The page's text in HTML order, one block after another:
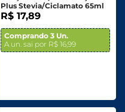
Plus Stevia/Ciclamato 65ml
R$ 17,89
Comprando 3 Un.
A un. sai por R$ 16,99